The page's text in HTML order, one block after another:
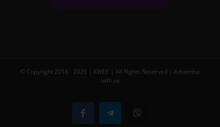
© Copyright 2018 - 2026 | KWEE | All Rights Reserved | Advertise
with us
FacebookTelegramViber